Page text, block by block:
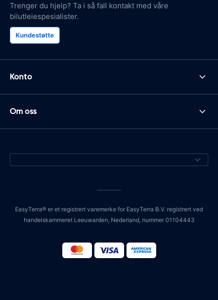
Trenger du hjelp? Ta i så fall kontakt med våre
bilutleiespesialister.
Kundestøtte
Konto
Om oss
EasyTerra® er et registrert varemerke for EasyTerra B.V. registrert ved
handelskammeret Leeuwarden, Nederland, nummer 01104443